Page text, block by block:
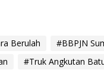
Berulah #BBPJN
#Truk Angkutan